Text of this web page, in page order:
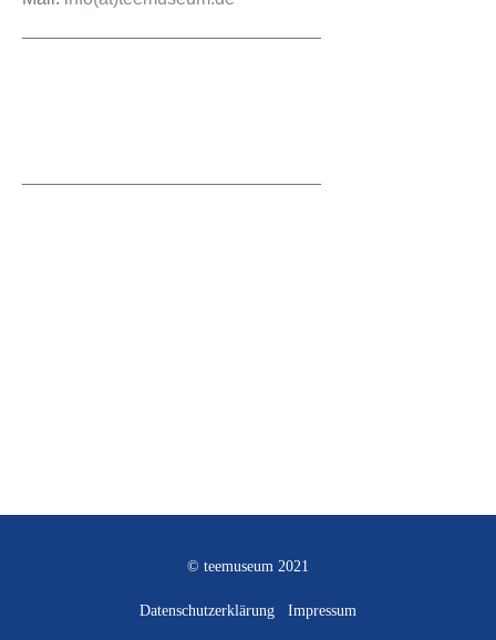
© teemuseum 2021
Datenschutzerklärung Impressum